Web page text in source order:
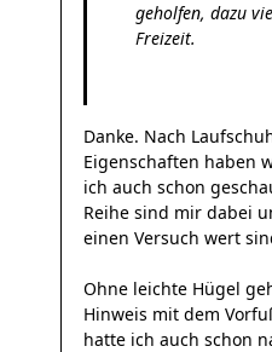
geholfen, dazu
Freizeit.
Danke. Nach
Eigenschaften haben
ich auch schon
Reihe sind mir dabei
einen Versuch wert
Ohne leichte Hügel
Hinweis mit dem
hatte ich auch schon